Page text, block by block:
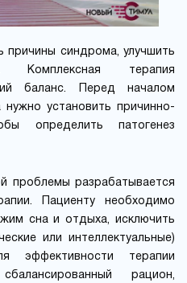
причины синдрома, улучшить
Комплексная терапия
баланс. Перед началом
нужно установить причинно-
определить патогенез
проблемы разрабатывается
Пациенту необходимо
сна и отдыха, исключить
или интеллектуальные)
эффективности терапии
рацион,